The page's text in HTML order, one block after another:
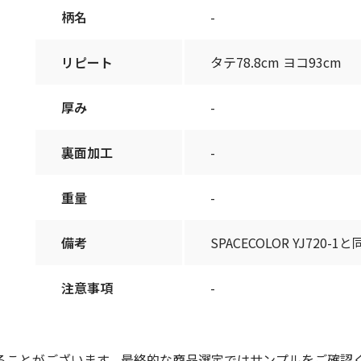
柄名 -
リピート タテ78.8cm ヨコ93cm
厚み -
裏面加工 -
重量 -
備考 SPACECOLOR YJ720-1と
注意事項 -